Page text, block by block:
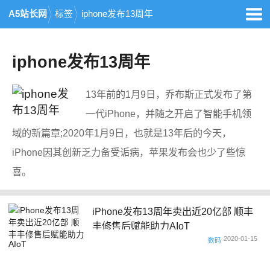
A5站长网 标签 iphone发布13周年
iphone发布13周年
13年前的1月9日，乔布斯正式发布了第
一代iPhone，并随之开启了智能手机领
域的新篇章;2020年1月9日，也就是13年后的今天，
iPhone因其创新乏力备受诟病，苹果发布会也少了些惊
喜。
iPhone发布13周年卖出近20亿部 顺丰
丰修售后赋能助力AIoT
数码 2020-01-15